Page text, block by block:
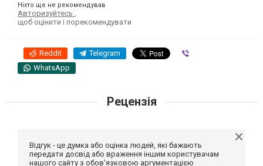
Ніхто ще не рекомендував
Авторизуйтесь
щоб оцінити і порекомендувати
Reddit Telegram
WhatsApp
Рецензія
Відгук - це думка або оцінка людей, які бажають
передати досвід або враження іншим користувачам
нашого сайту з обов'язковою аргументацією